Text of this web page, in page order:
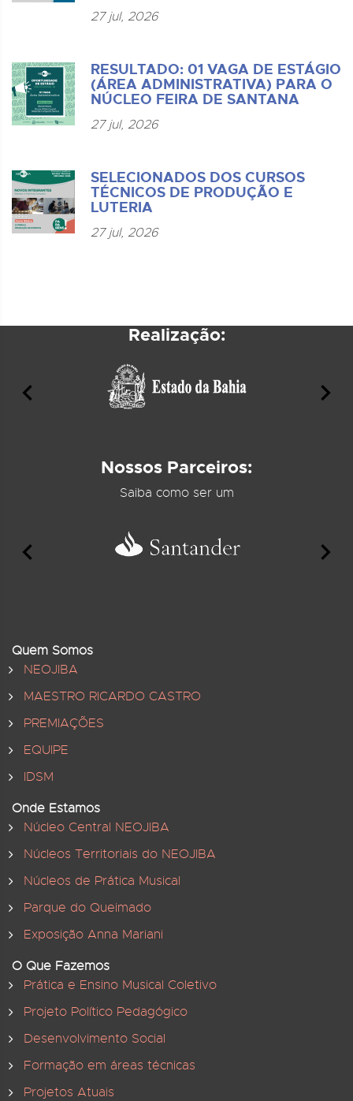
27 jul, 2026
RESULTADO: 01 VAGA DE ESTÁGIO
(ÁREA ADMINISTRATIVA) PARA O
NÚCLEO FEIRA DE SANTANA
27 jul, 2026
SELECIONADOS DOS CURSOS
TÉCNICOS DE PRODUÇÃO E
LUTERIA
27 jul, 2026
Realização:
Nossos Parceiros:
Saiba como ser um
Quem Somos
NEOJIBA
MAESTRO RICARDO CASTRO
PREMIAÇÕES
EQUIPE
IDSM
Onde Estamos
Núcleo Central NEOJIBA
Núcleos Territoriais do NEOJIBA
Núcleos de Prática Musical
Parque do Queimado
Exposição Anna Mariani
O Que Fazemos
Prática e Ensino Musical Coletivo
Projeto Político Pedagógico
Desenvolvimento Social
Formação em áreas técnicas
Projetos Atuais